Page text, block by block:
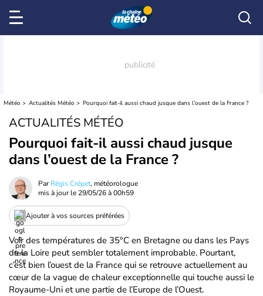
Météo Actualités Météo Pourquoi fait-il aussi chaud jusque dans l’ouest de la France ?
ACTUALITÉS MÉTÉO
Pourquoi fait-il aussi chaud jusque
dans l’ouest de la France ?
ParRégis Crépet, météorologue
mis à jour le 29/05/26 à 00h59
Ajouter à vos sources préférées
Voir des températures de 35°C en Bretagne ou dans les Pays
de la Loire peut sembler totalement improbable. Pourtant,
c’est bien l’ouest de la France qui se retrouve actuellement au
cœur de la vague de chaleur exceptionnelle qui touche aussi le
Royaume-Uni et une partie de l’Europe de l’Ouest.